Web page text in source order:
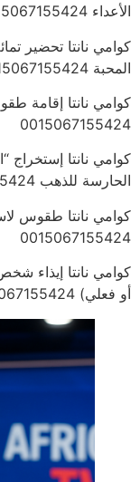
الأعداء 0015067155424
كوامي نانتا تحضير
المحبة 0015067155424
كوامي نانتا إقامة
0015067155424
كوامي نانتا إستخراج
الحارسة للذهب 0015067155424
كوامي نانتا طقوس
0015067155424
كوامي نانتا
أو فعلي) 0015067155424